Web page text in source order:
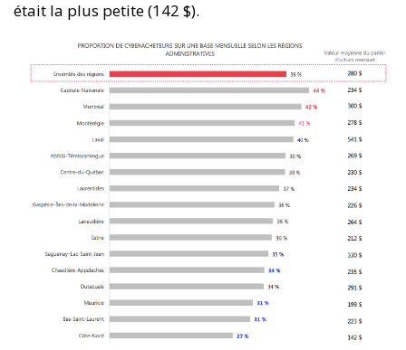
était la plus petite (142 $).